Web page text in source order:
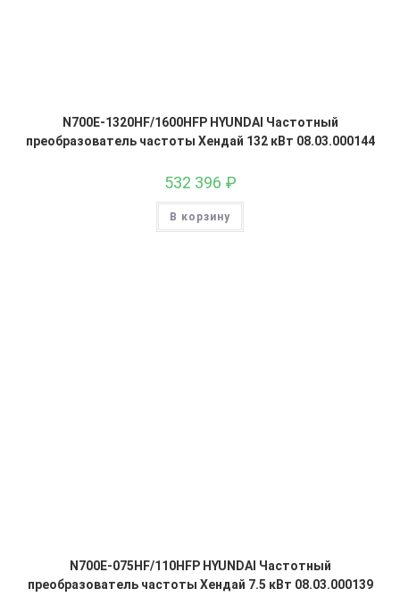
N700E-1320HF/1600HFP HYUNDAI Частотный
преобразователь частоты Хендай 132 кВт 08.03.000144
532 396 ₽
В корзину
N700E-075HF/110HFP HYUNDAI Частотный
преобразователь частоты Хендай 7.5 кВт 08.03.000139